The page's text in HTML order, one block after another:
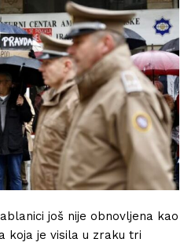
još nije obnovljena kao
koja je visila u zraku tri